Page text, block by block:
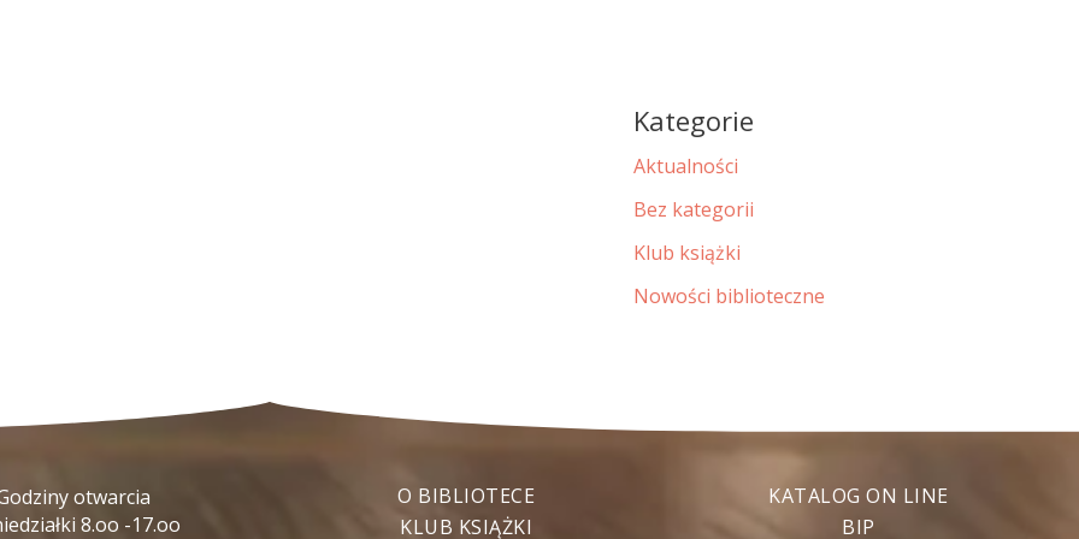
Kategorie
Aktualności
Bez kategorii
Klub książki
Nowości biblioteczne
otwarcia
8.oo -17.oo
O BIBLIOTECE
KLUB KSIĄŻKI
KATALOG ON LINE
BIP